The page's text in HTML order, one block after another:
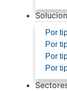
Por
Por
Por
Por